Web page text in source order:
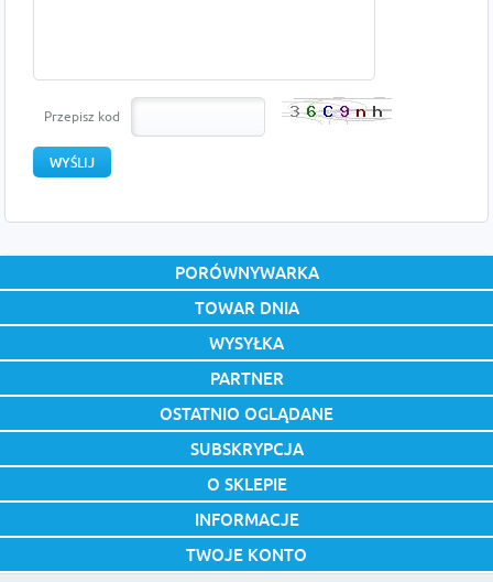
Przepisz kod
PORÓWNYWARKA
TOWAR DNIA
WYSYŁKA
PARTNER
OSTATNIO OGLĄDANE
SUBSKRYPCJA
O SKLEPIE
INFORMACJE
TWOJE KONTO